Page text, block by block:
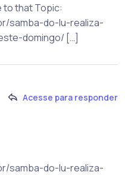
to that Topic:
samba-do-lu-realiza-
domingo/ […]
Acesse para responder
samba-do-lu-realiza-